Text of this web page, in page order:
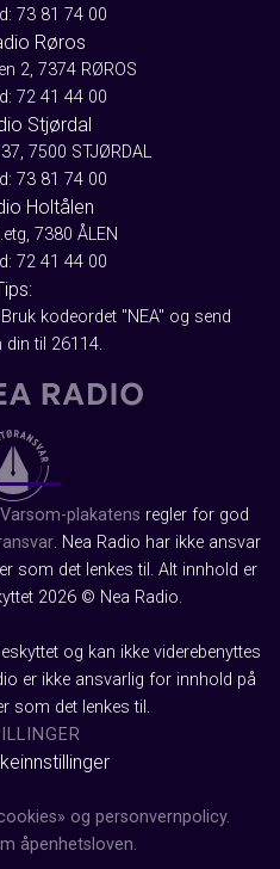
73 81 74 00
Røros
2, 7374 RØROS
72 41 44 00
Stjørdal
7500 STJØRDAL
73 81 74 00
Holtålen
7380 ÅLEN
72 41 44 00
kodeordet "NEA" og send
din til 26114.
plakatens regler for god
. Nea Radio har ikke ansvar
som det lenkes til. Alt innhold er
2026 © Nea Radio.
og kan ikke viderebenyttes
er ikke ansvarlig for innhold på
som det lenkes til.
og personvernpolicy.
åpenhetsloven.